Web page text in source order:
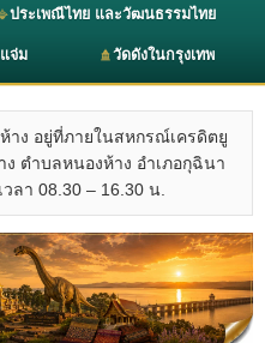
ประเพณีไทย และวัฒนธรรมไทย
จ่ม วัดดังในกรุงเทพ
าง อยู่ที่ภายในสหกรณ์เครดิตยู
ตำบลหนองห้าง อำเภอกุฉินา
ลา 08.30 – 16.30 น.